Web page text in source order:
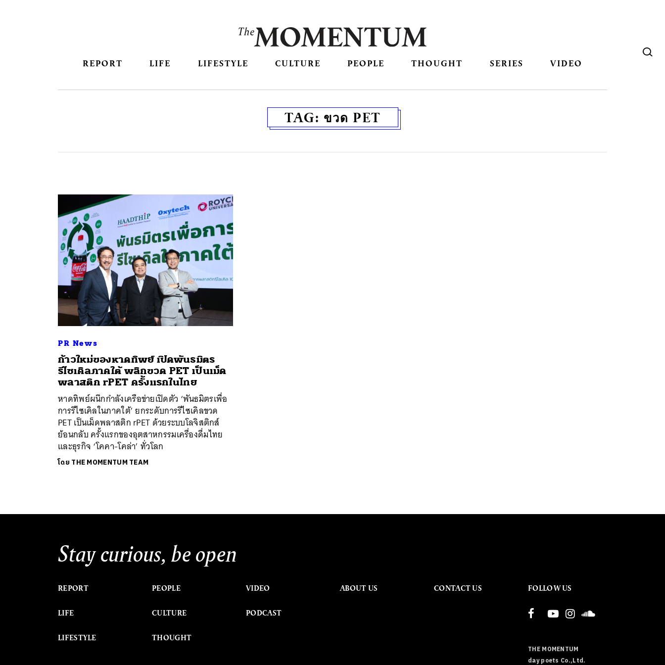
REPORT LIFE LIFESTYLE CULTURE PEOPLE THOUGHT SERIES VIDEO
TAG: ขวด PET
PR News
ก้าวใหม่ของหาดทิพย์ เปิดพันธมิตร
รีไซเคิลภาคใต้ พลิกขวด PET เป็นเม็ด
พลาสติก rPET ครั้งแรกในไทย
หาดทิพย์ผนึกกำลังเครือข่ายเปิดตัว ‘พันธมิตรเพื่อ
การรีไซเคิลในภาคใต้’ ยกระดับการรีไซเคิลขวด
PET เป็นเม็ดพลาสติก rPET ด้วยระบบโลจิสติกส์
ย้อนกลับ ครั้งแรกของอุตสาหกรรมเครื่องดื่มไทย
และธุรกิจ ‘โคคา-โคล่า’ ทั่วโลก
โดย THE MOMENTUM TEAM
Stay curious, be open
REPORT
LIFE
LIFESTYLE
PEOPLE
CULTURE
THOUGHT
VIDEO
PODCAST
ABOUT US CONTACT US FOLLOW US
THE MOMENTUM
day poets Co.,Ltd.